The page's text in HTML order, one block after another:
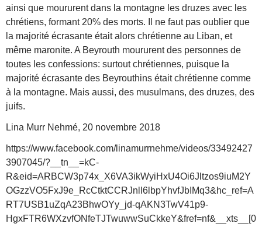
ainsi que moururent dans la montagne les druzes avec les
chrétiens, formant 20% des morts. Il ne faut pas oublier que
la majorité écrasante était alors chrétienne au Liban, et
même maronite. A Beyrouth moururent des personnes de
toutes les confessions: surtout chrétiennes, puisque la
majorité écrasante des Beyrouthins était chrétienne comme
à la montagne. Mais aussi, des musulmans, des druzes, des
juifs.
Lina Murr Nehmé, 20 novembre 2018
https://www.facebook.com/linamurrnehme/videos/33492427
3907045/?__tn__=kC-
R&eid=ARBCW3p74x_X6VA3ikWyiHxU4Oi6Jltzos9iuM2Y
OGzzVO5FxJ9e_RcCtktCCRJnll6lbpYhvfJbIMq3&hc_ref=A
RT7USB1uZqA23BhwOYy_jd-qAKN3TwV41p9-
HgxFTR6WXzvfONfeTJTwuwwSuCkkeY&fref=nf&__xts__[0